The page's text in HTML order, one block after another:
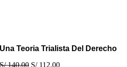
Una Teoria Trialista Del Derecho
S/140.00 S/112.00